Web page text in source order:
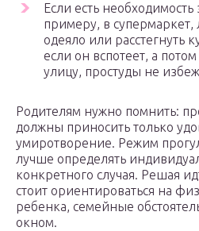
Если есть
примеру, в супермаркет,
одеяло или расстегнуть
если он вспотеет, а
улицу, простуды не
Родителям нужно помнить:
должны приносить только
умиротворение. Режим
лучше определять
конкретного случая. Решая
стоит ориентироваться на
ребенка, семейные
окном.